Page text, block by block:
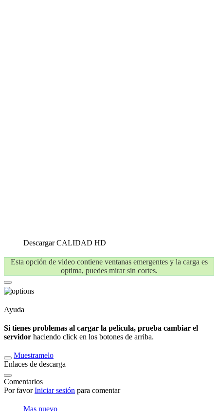
DescargarCALIDAD HD
Esta opción de video contiene ventanas emergentes y la carga es
optima, puedes mirar sin cortes.
Ayuda
Si tienes problemas al cargar la pelicula, prueba cambiar el
servidor haciendo click en los botones de arriba.
Muestramelo
Enlaces de descarga
Comentarios
Por favorIniciar sesión para comentar
Mas nuevo